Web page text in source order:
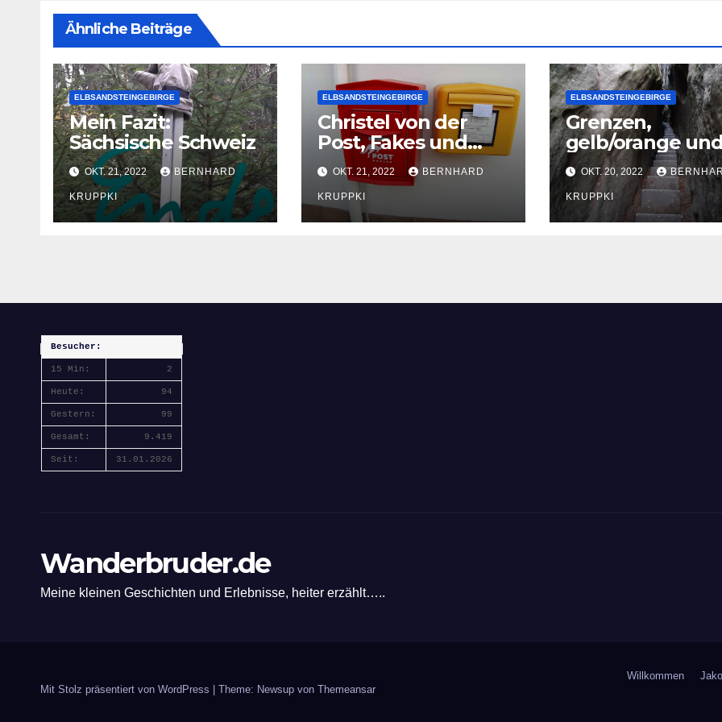
Ähnliche Beiträge
ELBSANDSTEINGEBIRGE
Mein Fazit:
Sächsische Schweiz
OKT. 21, 2022 BERNHARD
KRUPPKI
ELBSANDSTEINGEBIRGE
Christel von der
Post, Fakes und
Ratte
OKT. 21, 2022 BERNHARD
KRUPPKI
ELBSANDSTEINGEBIRGE
Grenzen,
gelb/orange
Spalte
OKT. 20, 2022
KRUPPKI
Besucher:
15 Min: 2
Heute: 94
Gestern: 99
Gesamt: 9.419
Seit: 31.01.2026
Wanderbruder.de
Meine kleinen Geschichten und Erlebnisse, heiter erzählt…..
Mit Stolz präsentiert von WordPress Theme: Newsup von Themeansar
Willkommen